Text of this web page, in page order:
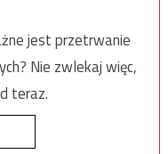
jest przetrwanie
Nie zwlekaj więc,
teraz.